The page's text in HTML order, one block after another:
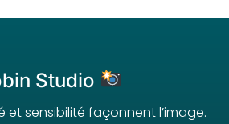
Studio
sensibilité façonnent l’image.